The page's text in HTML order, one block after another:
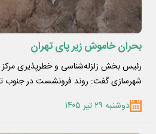
بحران خاموش زیر پای تهران
رئیس بخش زلزله‌شناسی و خطرپذیری
شهرسازی گفت: روند فرونشست در جنوب
دوشنبه ۲۹ تیر ۱۴۰۵